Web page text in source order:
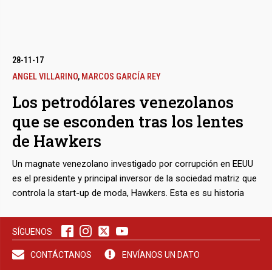
28-11-17
ANGEL VILLARINO, MARCOS GARCÍA REY
Los petrodólares venezolanos
que se esconden tras los lentes
de Hawkers
Un magnate venezolano investigado por corrupción en EEUU
es el presidente y principal inversor de la sociedad matriz que
controla la start-up de moda, Hawkers. Esta es su historia
SÍGUENOS
CONTÁCTANOS ENVÍANOS UN DATO